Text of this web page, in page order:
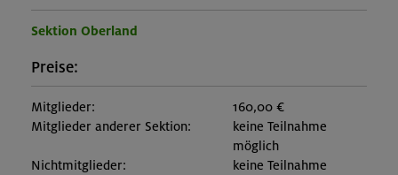
Sektion Oberland
Preise:
Mitglieder:
160,00 €
Mitglieder anderer Sektion:
keine Teilnahme
möglich
Nichtmitglieder:
keine Teilnahme